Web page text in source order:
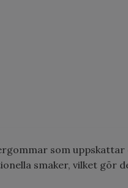
som uppskattar
smaker, vilket gör